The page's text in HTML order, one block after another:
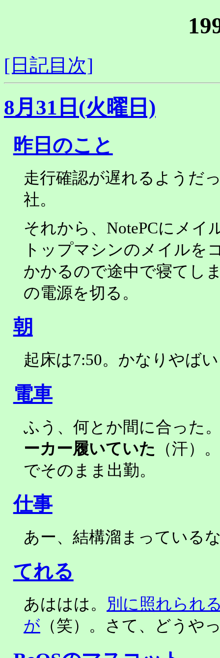
[日記目次]
8月31日(火曜日)
昨日のこと
走行確認が遅れるようだ
社。
それから、NotePCにメイ
トップマシンのメイルを
かかるので途中で寝てし
の電源を切る。
朝
起床は7:50。かなりやば
電車
ふう、何とか間に合った
ーカー履いていた
（汗）
でそのまま出勤。
仕事
あー、結構溜まっている
てれる
あははは。
別に照れられ
が （笑）。さて、どうや